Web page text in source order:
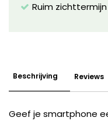
Ruim
Beschrijving Reviews
Geef je smartphone